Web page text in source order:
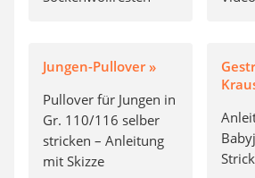
Jungen-Pullover »
Pullover für Jungen in
Gr. 110/116 selber
stricken – Anleitung
mit Skizze